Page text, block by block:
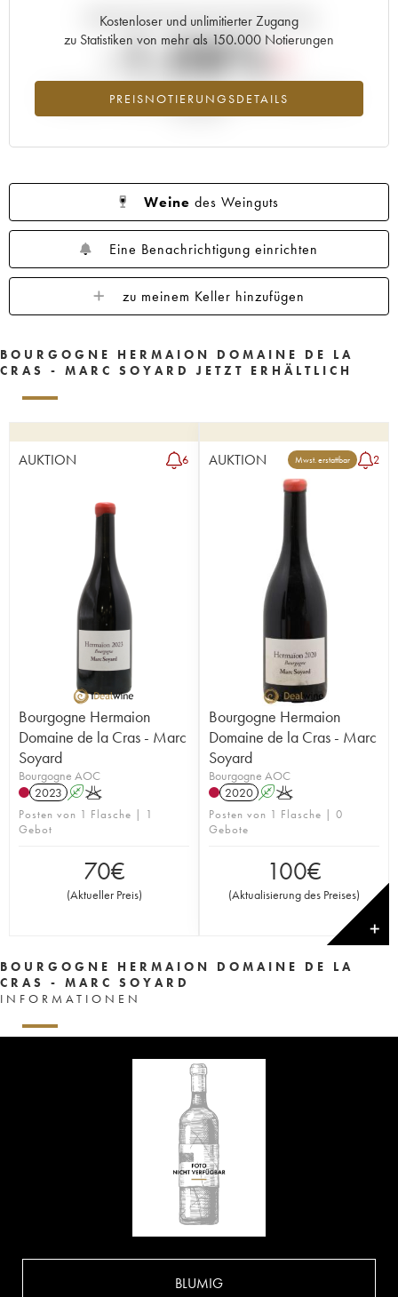
Kostenloser und unlimitierter Zugang
zu Statistiken von mehr als 150.000 Notierungen
PREISNOTIERUNGSDETAILS
Aktuelle Entwicklung der Preisnotierung
-1.08%
Preisabfall des Jahrgangs 2020 im Jahr 2026 im Vergleich zum
Weine des Weinguts
Eine Benachrichtigung einrichten
zu meinem Keller hinzufügen
BOURGOGNE HERMAION DOMAINE DE LA
CRAS - MARC SOYARD JETZT ERHÄLTLICH
AUKTION 6
Bourgogne Hermaion
Domaine de la Cras - Marc
Soyard
Bourgogne AOC
2023 AK
Posten von 1 Flasche | 1
Gebot
70€
(Aktueller Preis)
AUKTION Mwst. erstattbar 2
Bourgogne Hermaion
Domaine de la Cras - Marc
Soyard
Bourgogne AOC
2020 AK
Posten von 1 Flasche | 0
Gebote
100€
(Aktualisierung des Preises)
✕
BOURGOGNE HERMAION DOMAINE DE LA
CRAS - MARC SOYARD
INFORMATIONEN
BLUMIG